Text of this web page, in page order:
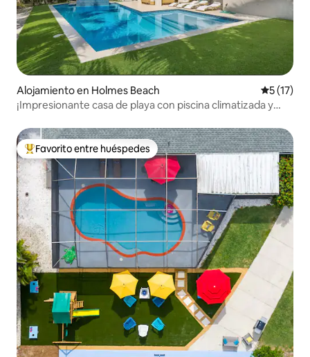
Alojamiento en Holmes Beach
5 (17)
¡Impresionante casa de playa con piscina climatizada y
Favorito entre huéspedes preferido
Favorito entre huéspedes